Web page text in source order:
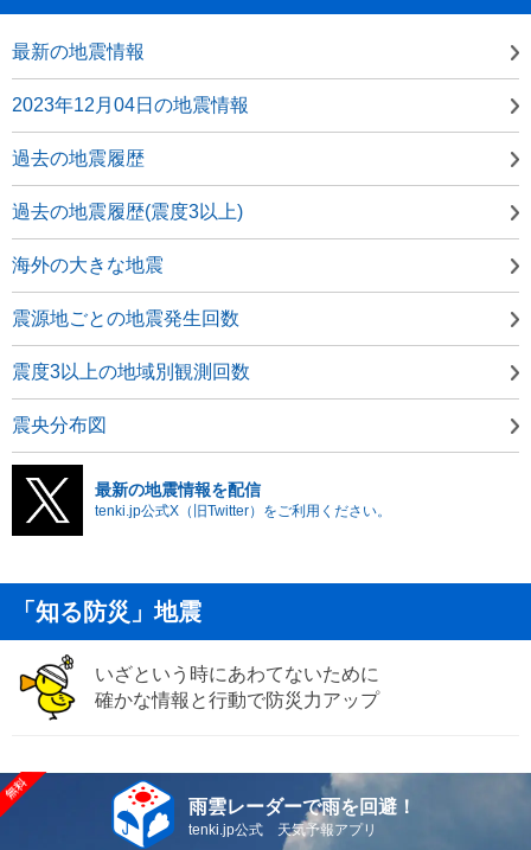
最新の地震情報
2023年12月04日の地震情報
過去の地震履歴
過去の地震履歴(震度3以上)
海外の大きな地震
震源地ごとの地震発生回数
震度3以上の地域別観測回数
震央分布図
最新の地震情報を配信
tenki.jp公式X（旧Twitter）をご利用ください。
「知る防災」地震
いざという時にあわてないために
確かな情報と行動で防災力アップ
雨雲レーダーで雨を回避！
tenki.jp公式 天気予報アプリ